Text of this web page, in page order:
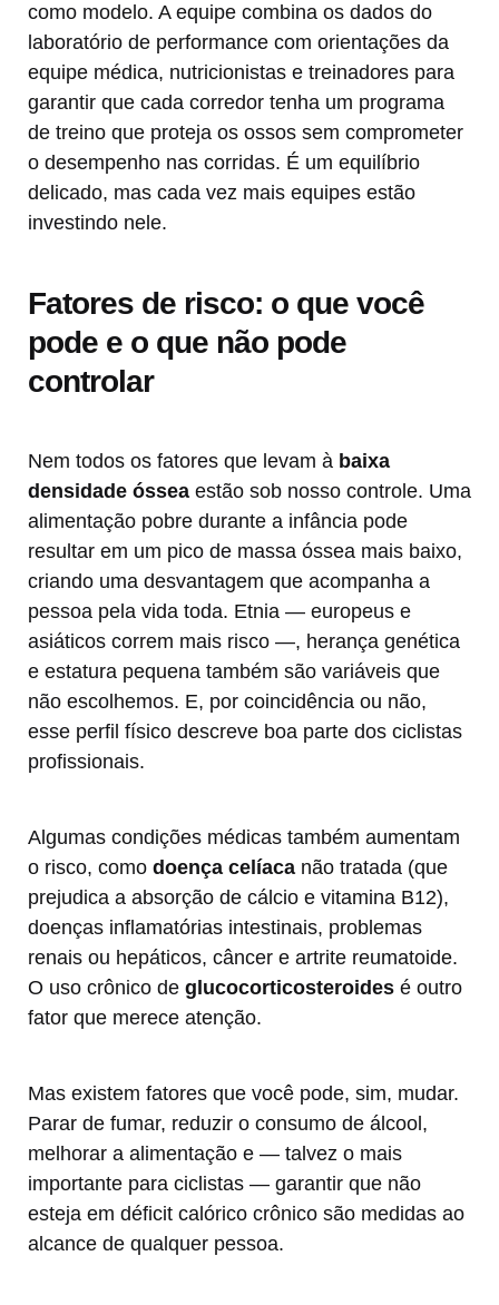
como modelo. A equipe combina os dados do
laboratório de performance com orientações da
equipe médica, nutricionistas e treinadores para
garantir que cada corredor tenha um programa
de treino que proteja os ossos sem comprometer
o desempenho nas corridas. É um equilíbrio
delicado, mas cada vez mais equipes estão
investindo nele.
Fatores de risco: o que você
pode e o que não pode
controlar
Nem todos os fatores que levam à baixa
densidade óssea estão sob nosso controle. Uma
alimentação pobre durante a infância pode
resultar em um pico de massa óssea mais baixo,
criando uma desvantagem que acompanha a
pessoa pela vida toda. Etnia — europeus e
asiáticos correm mais risco —, herança genética
e estatura pequena também são variáveis que
não escolhemos. E, por coincidência ou não,
esse perfil físico descreve boa parte dos ciclistas
profissionais.
Algumas condições médicas também aumentam
o risco, como doença celíaca não tratada (que
prejudica a absorção de cálcio e vitamina B12),
doenças inflamatórias intestinais, problemas
renais ou hepáticos, câncer e artrite reumatoide.
O uso crônico de glucocorticosteroides é outro
fator que merece atenção.
Mas existem fatores que você pode, sim, mudar.
Parar de fumar, reduzir o consumo de álcool,
melhorar a alimentação e — talvez o mais
importante para ciclistas — garantir que não
esteja em déficit calórico crônico são medidas ao
alcance de qualquer pessoa.